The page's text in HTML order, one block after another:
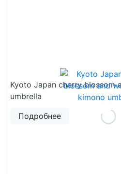
Kyoto Japan cherry blossom
umbrella
Подробнее